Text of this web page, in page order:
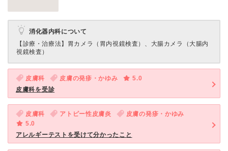
消化器内科について
【診療・治療法】 胃カメラ（胃内視鏡検査）、大腸カメラ（大腸内
視鏡検査）
皮膚科 皮膚の発疹・かゆみ
5.0
皮膚科を受診
皮膚科 アトピー性皮膚炎
皮膚の発疹・かゆみ
5.0
アレルギーテストを受けて分かったこと